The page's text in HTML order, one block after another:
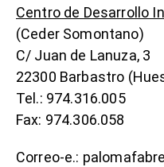
Centro de Desarrollo
(Ceder Somontano)
C/ Juan de Lanuza, 3
22300 Barbastro
Tel.: 974.316.005
Fax: 974.306.058
Correo-e.: